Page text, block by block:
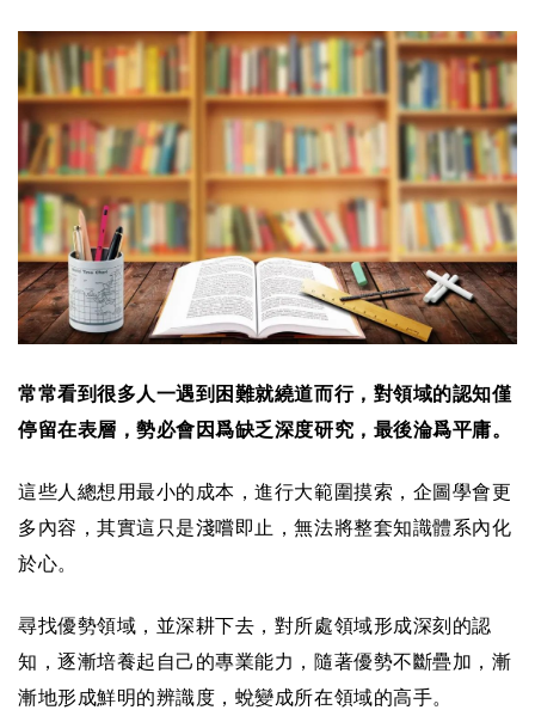
常常看到很多人一遇到困難就繞道而行，對領域的認知僅
停留在表層，勢必會因爲缺乏深度研究，最後淪爲平庸。
這些人總想用最小的成本，進行大範圍摸索，企圖學會更
多內容，其實這只是淺嚐即止，無法將整套知識體系內化
於心。
尋找優勢領域，並深耕下去，對所處領域形成深刻的認
知，逐漸培養起自己的專業能力，隨著優勢不斷疊加，漸
漸地形成鮮明的辨識度，蛻變成所在領域的高手。